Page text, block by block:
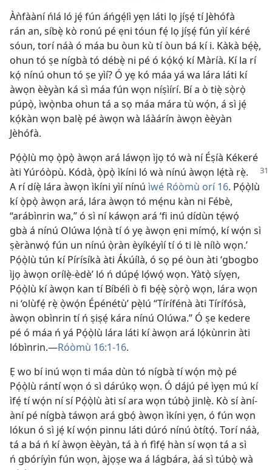
Àǹfààní ńlá ló jẹ́ fún áńgẹ́lì yẹn láti lọ jíṣẹ́ tí Jèhófà
rán an, síbẹ̀ kò ronú pé ẹni tóun fẹ́ lọ jíṣẹ́ fún yìí kéré
sóun, torí náà ó máa bu òun kù tí òun bá kí i. Kàkà bẹ́ẹ̀,
ohun tó ṣe nígbà tó débẹ̀ ni pé ó kọ́kọ́ kí Màríà. Kí la rí
kọ́ nínú ohun tó ṣe yìí? Ó yẹ kó máa yá wa lára láti kí
àwọn èèyàn ká sì máa fún wọn níṣìírí. Bí a ò tiẹ̀ sọ̀rọ̀
púpọ̀, ìwọ̀nba ohun tá a sọ máa mára tù wọ́n, á sì jẹ́
kọ́kàn wọn balẹ̀ pé àwọn wà láàárín àwọn èèyàn
Jèhófà.
Pọ́ọ̀lù mọ ọ̀pọ̀ àwọn ará láwọn ìjọ tó wà ní Éṣíà Kékeré
àti Yúróòpù. Kódà, ọ̀pọ̀ ìkíni ló wà nínú àwọn lẹ́tà rẹ̀.
A rí díẹ̀ lára àwọn ìkíni yìí nínú ìwé Róòmù orí 16. Pọ́ọ̀lù
kí ọ̀pọ̀ àwọn ará, lára àwọn tó mẹ́nu kàn ni Fébè,
“arábìnrin wa,” ó sì ní káwọn ará ‘fi inú dídùn tẹ́wọ́
gbà á nínú Olúwa lọ́nà tí ó yẹ àwọn ẹni mímọ́, kí wọ́n sì
ṣèrànwọ́ fún un nínú ọ̀ràn èyíkéyìí tí ó ti lè nílò wọn.’
Pọ́ọ̀lù tún kí Pírísíkà àti Ákúílà, ó sọ pé òun àti ‘gbogbo
ìjọ àwọn orílẹ̀-èdè’ ló ń dúpẹ́ lọ́wọ́ wọn. Yàtọ̀ síyẹn,
Pọ́ọ̀lù kí àwọn kan tí Bíbélì ò fi bẹ́ẹ̀ sọ̀rọ̀ wọn, lára wọn
ni ‘olùfẹ́ rẹ̀ ọ̀wọ́n Épénétù’ pẹ̀lú “Tírífénà àti Tírífósà,
àwọn obìnrin tí ń ṣiṣẹ́ kára nínú Olúwa.” Ó ṣe kedere
pé ó máa ń yá Pọ́ọ̀lù lára láti kí àwọn ará lọ́kùnrin àti
lóbìnrin.​—Róòmù 16:​1-16.
Ẹ wo bí inú wọn ti máa dùn tó nígbà tí wọ́n mọ̀ pé
Pọ́ọ̀lù rántí wọn ó sì dárúkọ wọn. Ó dájú pé ìyẹn mú kí
ìfẹ́ tí wọ́n ní sí Pọ́ọ̀lù àti sí ara wọn túbọ̀ jinlẹ̀. Kò sí àní-
àní pé nígbà táwọn ará gbọ́ àwọn ìkíni yẹn, ó fún wọn
lókun ó sì jẹ́ kí wọ́n pinnu láti dúró nínú òtítọ́. Torí náà,
tá a bá ń kí àwọn èèyàn, tá à ń fìfẹ́ hàn sí wọn tá a sì
ń gbóríyìn fún wọn, àjọṣe wa á lágbára, àá sì túbọ̀ wà